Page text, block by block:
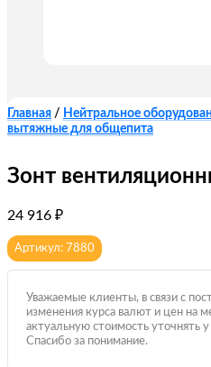
Главная / Нейтральное
вытяжные для общепита
Зонт
24 916 ₽
Артикул: 7880
Уважаемые клиенты, в связи с
изменения курса валют и цен на
актуальную стоимость уточнять
Спасибо за понимание.